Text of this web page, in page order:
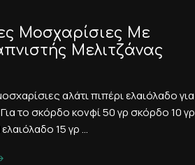
Μοσχαρίσιες Με
Μελιτζάνας
αλάτι πιπέρι ελαιόλαδο για
το σκόρδο κονφί 50 γρ σκόρδο 10 γρ
15 γρ …